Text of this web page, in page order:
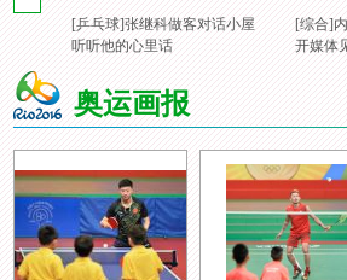
[乒乓球]张继科做客对话小屋
听听他的心里话
[综合]
开媒体
奥运画报